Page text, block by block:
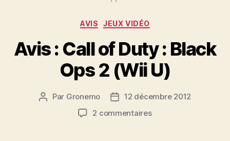
Catégories
AVIS JEUX VIDÉO
Avis : Call of Duty : Black
Ops 2 (Wii U)
Auteur
Par Gronemo
Date12 décembre 2012
2 commentairessur